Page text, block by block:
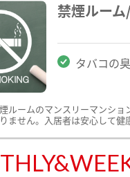
禁煙ルー
タバコの
ルームのマンスリーマンシ
ません。入居者は安心して健